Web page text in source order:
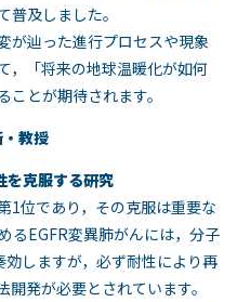
及しました。
が辿った進行プロセスや現象
，「将来の地球温暖化が如何
とが期待されます。
教授
克服する研究
1位であり，その克服は重要な
るEGFR変異肺がんには，分子
しますが，必ず耐性により再
発が必要とされています。